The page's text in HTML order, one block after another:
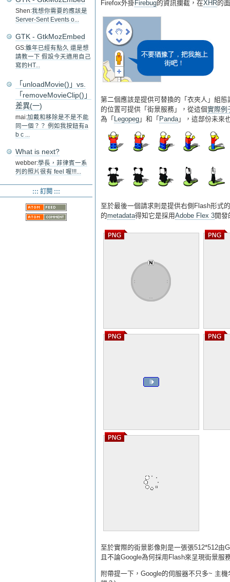
Firefox外掛Firebug的資訊攔截，在XHR的
第二個應該是提供可替換的「衣夾人」組
的位置可提供「街景服務」，從這個實際例
為「
Legopeg 」和「 Panda 」，這部份未來
至於最後一個請求則是提供右側Flash形式
的metadata得知它是採用Adobe Flex 3開
至於實際的街景影像則是一張張512*512由
且不論Google為何採用Flash來呈現街景服
附帶提一下，Google的伺服器不只多~ 主
Shen:我想你需要的應該是
Server-Sent Events o...
GTK - GtkMozEmbed
GS:雖年已經有點久 還是想
請教一下 假設今天適用自己
寫的HT...
「unloadMovie()」vs.
「removeMovieClip()」
差異(一)
mai:加戴和移除是不是不能
同一個？？ 例如我按鈕有a
b c ...
What is next?
webber:學長，菲律賓一系
列的照片很有 feel 喔!!!...
::: 訂閱 :::